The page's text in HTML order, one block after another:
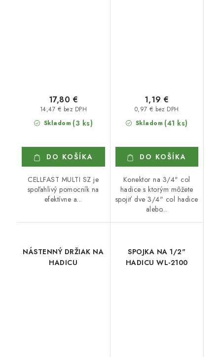
Skladom (3 ks)
14,47 € bez DPH
17,80 €
DO KOŠÍKA
CELLFAST MULTI SZ je
spoľahlivý pomocník na
efektívne a...
Skladom (41 ks)
0,97 € bez DPH
1,19 €
DO KOŠÍKA
Konektor na 3/4" col
hadice s ktorým môžete
spojiť dve 3/4" col hadice
alebo...
NÁSTENNÝ DRŽIAK NA
HADICU
SPOJKA NA 1/2"
HADICU WL-2100